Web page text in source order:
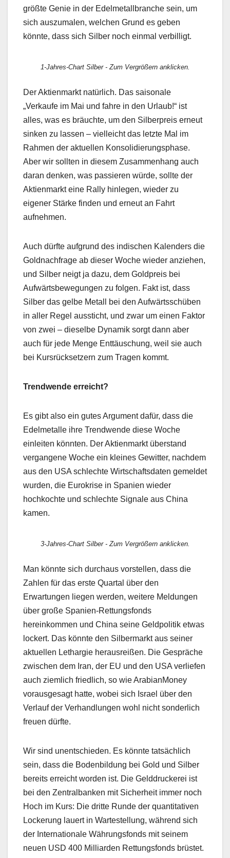
größte Genie in der Edelmetallbranche sein, um
sich auszumalen, welchen Grund es geben
könnte, dass sich Silber noch einmal verbilligt.
1-Jahres-Chart Silber - Zum Vergrößern anklicken.
Der Aktienmarkt natürlich. Das saisonale
„Verkaufe im Mai und fahre in den Urlaub!“ ist
alles, was es bräuchte, um den Silberpreis erneut
sinken zu lassen – vielleicht das letzte Mal im
Rahmen der aktuellen Konsolidierungsphase.
Aber wir sollten in diesem Zusammenhang auch
daran denken, was passieren würde, sollte der
Aktienmarkt eine Rally hinlegen, wieder zu
eigener Stärke finden und erneut an Fahrt
aufnehmen.
Auch dürfte aufgrund des indischen Kalenders die
Goldnachfrage ab dieser Woche wieder anziehen,
und Silber neigt ja dazu, dem Goldpreis bei
Aufwärtsbewegungen zu folgen. Fakt ist, dass
Silber das gelbe Metall bei den Aufwärtsschüben
in aller Regel aussticht, und zwar um einen Faktor
von zwei – dieselbe Dynamik sorgt dann aber
auch für jede Menge Enttäuschung, weil sie auch
bei Kursrücksetzern zum Tragen kommt.
Trendwende erreicht?
Es gibt also ein gutes Argument dafür, dass die
Edelmetalle ihre Trendwende diese Woche
einleiten könnten. Der Aktienmarkt überstand
vergangene Woche ein kleines Gewitter, nachdem
aus den USA schlechte Wirtschaftsdaten gemeldet
wurden, die Eurokrise in Spanien wieder
hochkochte und schlechte Signale aus China
kamen.
3-Jahres-Chart Silber - Zum Vergrößern anklicken.
Man könnte sich durchaus vorstellen, dass die
Zahlen für das erste Quartal über den
Erwartungen liegen werden, weitere Meldungen
über große Spanien-Rettungsfonds
hereinkommen und China seine Geldpolitik etwas
lockert. Das könnte den Silbermarkt aus seiner
aktuellen Lethargie herausreißen. Die Gespräche
zwischen dem Iran, der EU und den USA verliefen
auch ziemlich friedlich, so wie ArabianMoney
vorausgesagt hatte, wobei sich Israel über den
Verlauf der Verhandlungen wohl nicht sonderlich
freuen dürfte.
Wir sind unentschieden. Es könnte tatsächlich
sein, dass die Bodenbildung bei Gold und Silber
bereits erreicht worden ist. Die Gelddruckerei ist
bei den Zentralbanken mit Sicherheit immer noch
Hoch im Kurs: Die dritte Runde der quantitativen
Lockerung lauert in Wartestellung, während sich
der Internationale Währungsfonds mit seinem
neuen USD 400 Milliarden Rettungsfonds brüstet.